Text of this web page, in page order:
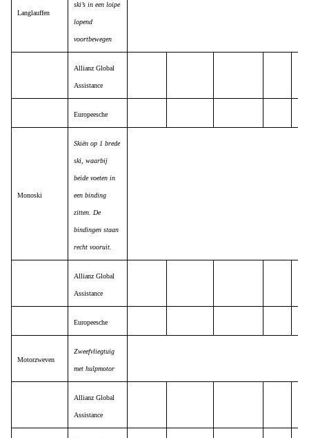
Langlauffen
ski’s in een loipe
lopend
voortbewegen
Allianz Global
Assistance
Europeesche
Monoski
Skiën op 1 brede
ski, waarbij
beide voeten in
een binding
zitten. De
bindingen staan
recht vooruit.
Allianz Global
Assistance
Europeesche
Motorzweven
Zweefvliegtuig
met hulpmotor
Allianz Global
Assistance